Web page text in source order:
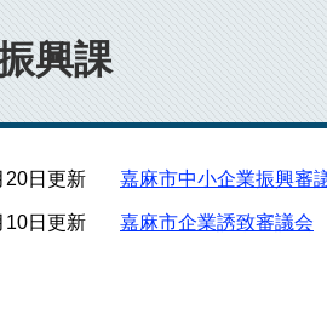
興課
20日更新 嘉麻市中小企業振興審
10日更新 嘉麻市企業誘致審議会